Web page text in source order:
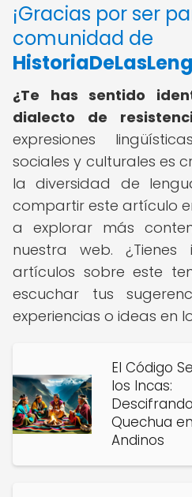
¡Gracias por ser
comunidad de
¿Te has sentido
dialecto de
expresiones
sociales y culturales es
la diversidad de
compartir este artículo
a explorar más
nuestra web.
artículos sobre este
escuchar tus
experiencias o ideas en
El Código
los Incas:
Quechua
Andinos